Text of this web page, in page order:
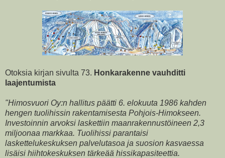
Otoksia kirjan sivulta 73. Honkarakenne vauhditti
laajentumista
"Himosvuori Oy:n hallitus päätti 6. elokuuta 1986 kahden
hengen tuolihissin rakentamisesta Pohjois-Himokseen.
Investoinnin arvoksi laskettiin maanrakennustöineen 2,3
miljoonaa markkaa. Tuolihissi parantaisi
laskettelukeskuksen palvelutasoa ja suosion kasvaessa
lisäisi hiihtokeskuksen tärkeää hissikapasiteettia.